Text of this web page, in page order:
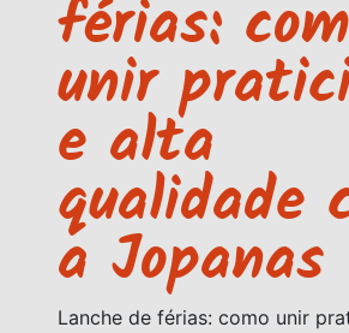
férias:
unir
e alta
qualidade
a Jopanas
Lanche de férias: como unir